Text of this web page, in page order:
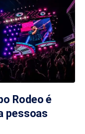
Rodeo é
pessoas